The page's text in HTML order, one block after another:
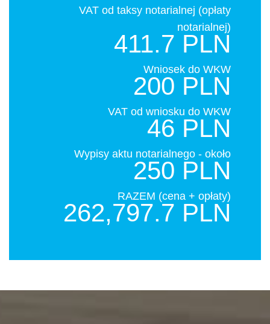
VAT od taksy notarialnej (opłaty
notarialnej)
411.7 PLN
Wniosek do WKW
200 PLN
VAT od wniosku do WKW
46 PLN
Wypisy aktu notarialnego - około
250 PLN
RAZEM (cena + opłaty)
262,797.7 PLN